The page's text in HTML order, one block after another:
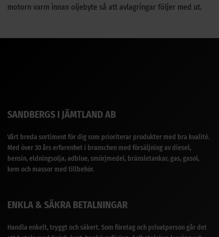
motorn varm innan oljebyte så att avlagringar följer med ut.
SANDBERGS I JÄMTLAND AB
Vårt breda sortiment för dig som prioriterar produkter med bra kvalité.
Med över 30 års erfarenhet i branschen med försäljning av diesel,
bensin, eldningsolja, adblue, smörjmedel, bränsletankar, gas, gasol,
kem och massor med tillbehör.
ENKLA & SÄKRA BETALNINGAR
Handla enkelt, tryggt och säkert. Som företag och privatperson går det